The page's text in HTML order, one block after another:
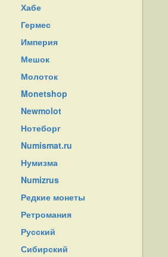
Хабе
Гермес
Империя
Мешок
Молоток
Monetshop
Newmolot
Нотеборг
Numismat.ru
Нумизма
Numizrus
Редкие монеты
Ретромания
Русский
Сибирский